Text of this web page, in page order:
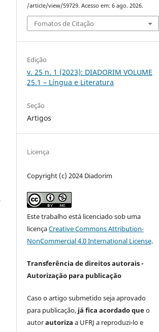
/article/view/59729. Acesso em: 6 ago. 2026.
Fomatos de Citação
Edição
v. 25 n. 1 (2023): DIADORIM VOLUME
25.1 – Língua e Literatura
Seção
Artigos
Licença
Copyright (c) 2024 Diadorim
Este trabalho está licenciado sob uma
licençaCreative Commons Attribution-
NonCommercial 4.0 International License.
Transferência de direitos autorais -
Autorização para publicação
Caso o artigo submetido seja aprovado
para publicação, já fica acordado queo
autorautoriza a UFRJ a reproduzi-lo e